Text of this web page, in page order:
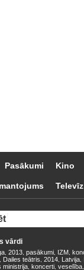
Pasākumi Kino
vārdi
2013 pasākumi IZM
Dailes teātris 2014 Latvija
ministrija koncerti veselība